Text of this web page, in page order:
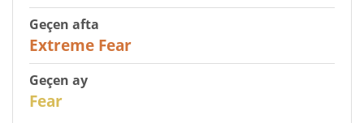
Geçen afta
Extreme Fear
Geçen ay
Fear